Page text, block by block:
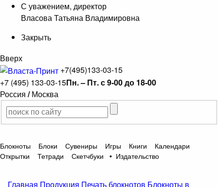
С уважением, директор
Власова Татьяна Владимировна
Закрыть
Вверх
+7(495)133-03-15
+7 (495) 133-03-15Пн. – Пт. с 9-00 до 18-00
Россия / Москва
Блокноты Блоки Сувениры Игры Книги
Календари
Открытки
Тетради Скетчбуки • Издательство
Главная Продукция Печать блокнотов Блокноты в